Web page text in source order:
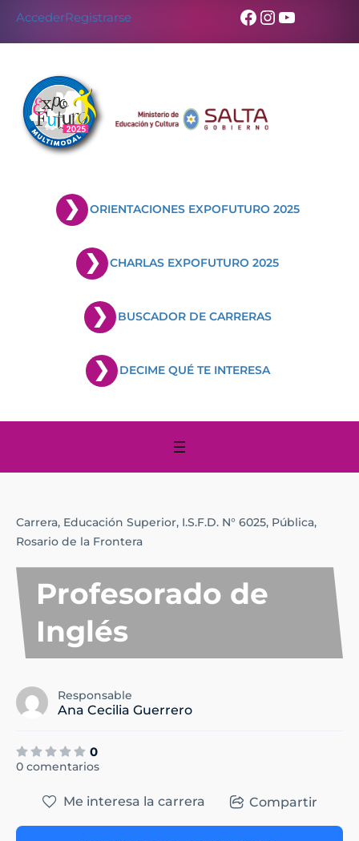
AccederRegistrarse Facebook
Instagram
YouTube
ORIENTACIONES EXPOFUTURO 2025
CHARLAS EXPOFUTURO 2025
BUSCADOR DE CARRERAS
DECIME QUÉ TE INTERESA
Carrera, Educación Superior, I.S.F.D. N° 6025, Pública,
Rosario de la Frontera
Profesorado de
Inglés
Responsable
Ana Cecilia Guerrero
0
0 comentarios
Me interesa la carrera Compartir